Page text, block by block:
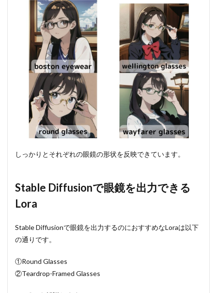
しっかりとそれぞれの眼鏡の形状を反映できています。
Stable Diffusionで眼鏡を出力できる
Lora
Stable Diffusionで眼鏡を出力するのにおすすめなLoraは以下
の通りです。
①Round Glasses
②Teardrop-Framed Glasses